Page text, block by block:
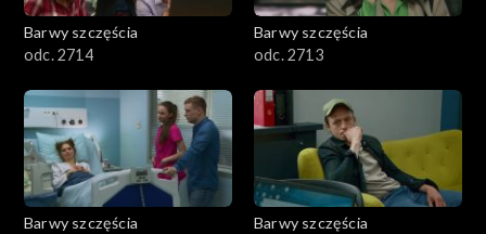
Barwy szczęścia
odc. 2714
Barwy szczęścia
odc. 2713
Barwy szczęścia
Barwy szczęścia